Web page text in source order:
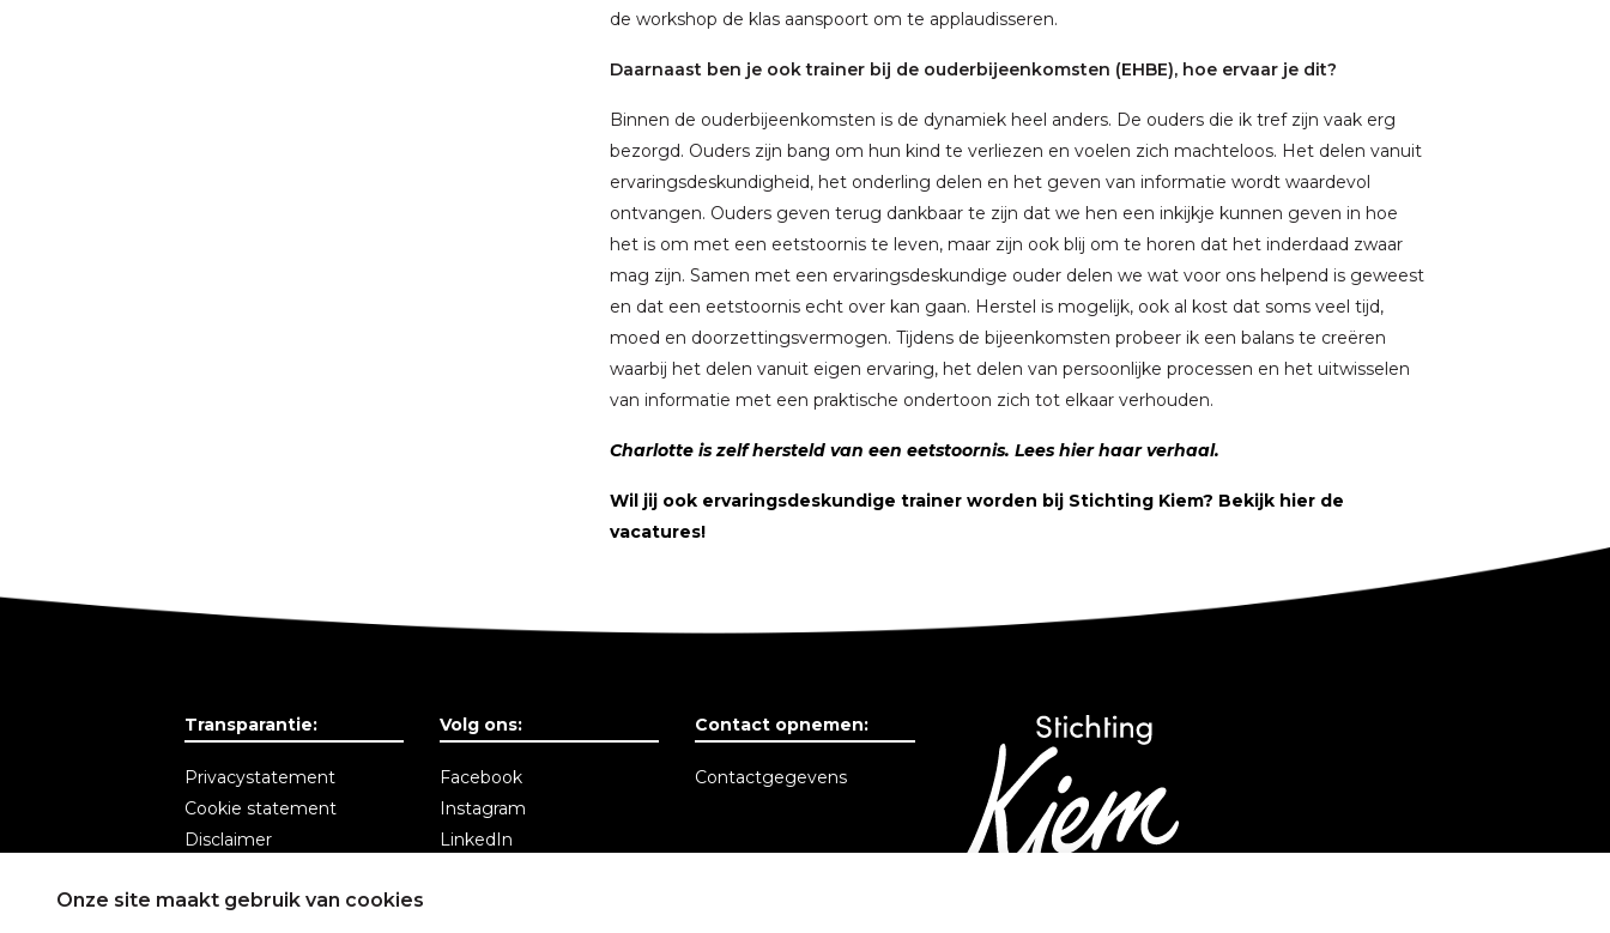
Onze site maakt gebruik van cookies
de workshop de klas aanspoort om te applaudisseren.
Daarnaast ben je ook trainer bij de ouderbijeenkomsten (EHBE), hoe ervaar je dit?
Binnen de ouderbijeenkomsten is de dynamiek heel anders. De ouders die ik tref zijn vaak erg
bezorgd. Ouders zijn bang om hun kind te verliezen en voelen zich machteloos. Het delen vanuit
ervaringsdeskundigheid, het onderling delen en het geven van informatie wordt waardevol
ontvangen. Ouders geven terug dankbaar te zijn dat we hen een inkijkje kunnen geven in hoe
het is om met een eetstoornis te leven, maar zijn ook blij om te horen dat het inderdaad zwaar
mag zijn. Samen met een ervaringsdeskundige ouder delen we wat voor ons helpend is geweest
en dat een eetstoornis echt over kan gaan. Herstel is mogelijk, ook al kost dat soms veel tijd,
moed en doorzettingsvermogen. Tijdens de bijeenkomsten probeer ik een balans te creëren
waarbij het delen vanuit eigen ervaring, het delen van persoonlijke processen en het uitwisselen
van informatie met een praktische ondertoon zich tot elkaar verhouden.
Charlotte is zelf hersteld van een eetstoornis. Lees hier haar verhaal.
Wil jij ook ervaringsdeskundige trainer worden bij Stichting Kiem? Bekijk hier de
vacatures!
Transparantie:
Privacystatement
Cookie statement
Disclaimer
Volg ons:
Facebook
Instagram
LinkedIn
Contact opnemen:
Contactgegevens